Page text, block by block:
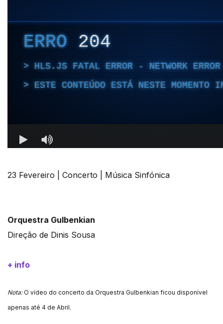
23 Fevereiro | Concerto | Música Sinfónica
Orquestra Gulbenkian
Direção de Dinis Sousa
+ info
Nota:O vídeo do concerto da Orquestra Gulbenkian ficou disponível
apenas até 4 de Abril.